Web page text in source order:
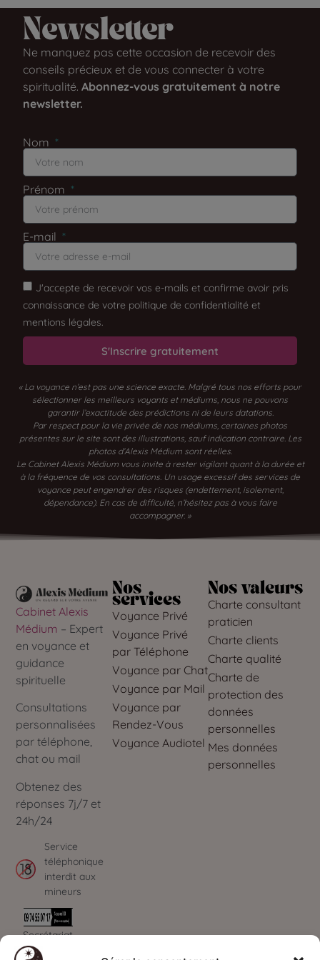
Newsletter​
Ne manquez pas cette occasion de recevoir des
conseils précieux et de vous connecter à votre
spiritualité.Abonnez-vous gratuitement à notre
newsletter.
Nom
Prénom
E-mail
J'accepte de recevoir vos e-mails et confirme avoir pris
connaissance de votre politique de confidentialité et
mentions légales.
S'Inscrire gratuitement
« La voyance n’est pas une science exacte. Malgré tous nos efforts pour
sélectionner les meilleurs voyants et médiums, nous ne pouvons
garantir l’exactitude des prédictions ni de leurs datations.
Par respect pour la vie privée de nos médiums, certaines photos
présentes sur le site sont des illustrations, sauf indication contraire. Les
photos d’Alexis Médium sont réelles.
Le Cabinet Alexis Médium vous invite à rester vigilant quant à la durée et
à la fréquence de vos consultations. Un usage excessif des services de
voyance peut engendrer des risques (endettement, isolement,
dépendance). En cas de difficulté, n’hésitez pas à vous faire
accompagner. »
Cabinet Alexis
Médium – Expert
en voyance et
guidance
spirituelle
Consultations
personnalisées
par téléphone,
chat ou mail
Obtenez des
réponses 7j/7 et
24h/24
Service
téléphonique
interdit aux
mineurs
Secrétariat
ouvert de 09h à
Nos
services
Voyance Privé
Voyance Privé
par Téléphone
Voyance par Chat
Voyance par Mail
Voyance par
Rendez-Vous
Voyance Audiotel
Nos valeurs
Charte consultant
praticien
Charte clients
Charte qualité
Charte de
protection des
données
personnelles
Mes données
personnelles